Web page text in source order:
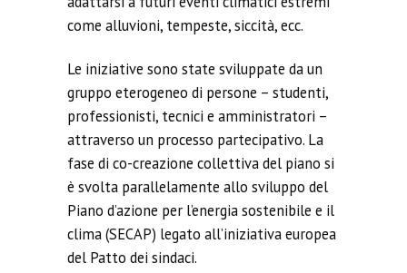
come alluvioni, tempeste, siccità, ecc.
Le iniziative sono state sviluppate da un
gruppo eterogeneo di persone – studenti,
professionisti, tecnici e amministratori –
attraverso un processo partecipativo. La
fase di co-creazione collettiva del piano si
è svolta parallelamente allo sviluppo del
Piano d’azione per l’energia sostenibile e il
clima (SECAP) legato all’iniziativa europea
del Patto dei sindaci.